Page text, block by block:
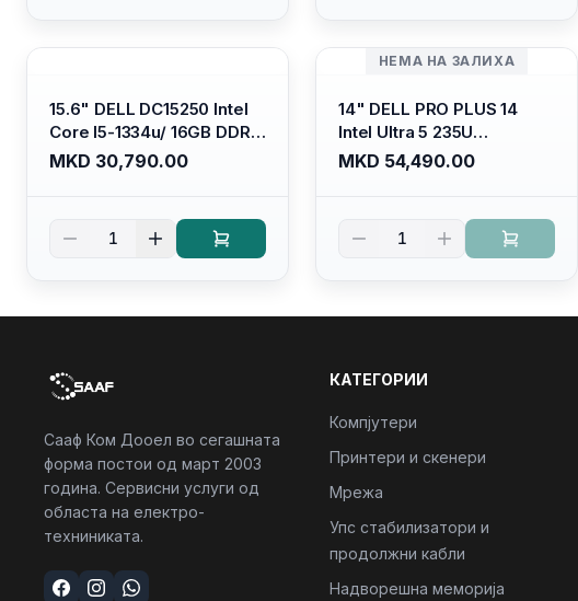
15.6" DELL DC15250 Intel
Core I5-1334u/ 16GB DDR4
(1x16gb 2666mhz)/ 512GB
SSD M.2 Nvme/ Intel UHD
glare FULLHD LED Display/
Backlit Kb
MKD 30,790.00
1
НЕМА НА ЗАЛИХА
14" DELL PRO PLUS 14
Intel Ultra 5 235U
Vpro/16gb RAM DDR5
5600mhz/ 512 GB SSD M.2
(16:10) Ips/bt/backlit
Kb/thunderbolt
MKD 54,490.00
1
Сааф Ком Дооел во сегашната
форма постои од март 2003
година. Сервисни услуги од
областа на електро-
техниниката.
КАТЕГОРИИ
Компјутери
Принтери и скенери
Мрежа
Упс стабилизатори и
продолжни кабли
Надворешна меморија